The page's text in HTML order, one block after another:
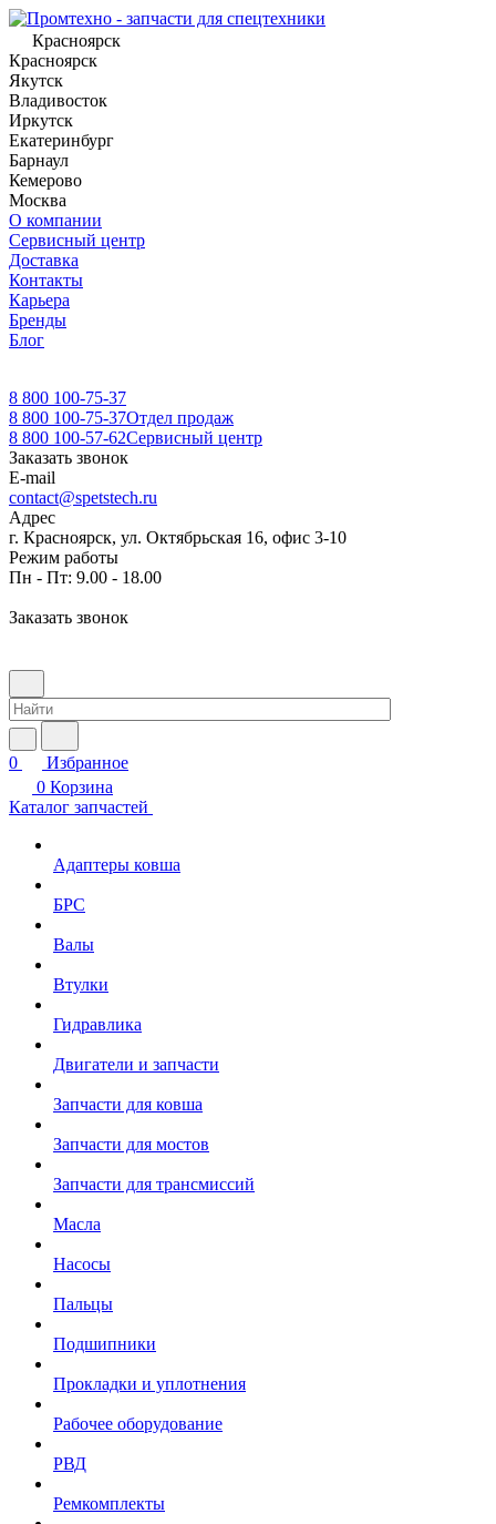
Красноярск
Красноярск
Якутск
Владивосток
Иркутск
Екатеринбург
Барнаул
Кемерово
Москва
О компании
Сервисный центр
Доставка
Контакты
Карьера
Бренды
Блог
8 800 100-75-37
8 800 100-75-37Отдел продаж
8 800 100-57-62Сервисный центр
Заказать звонок
E-mail
contact@spetstech.ru
Адрес
г. Красноярск, ул. Октябрьская 16, офис 3-10
Режим работы
Пн - Пт: 9.00 - 18.00
Заказать звонок
0
Избранное
0 Корзина
Каталог запчастей
Адаптеры ковша
БРС
Валы
Втулки
Гидравлика
Двигатели и запчасти
Запчасти для ковша
Запчасти для мостов
Запчасти для трансмиссий
Масла
Насосы
Пальцы
Подшипники
Прокладки и уплотнения
Рабочее оборудование
РВД
Ремкомплекты